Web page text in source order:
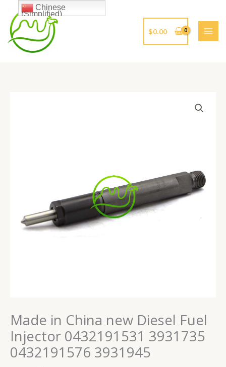
$0.00
Made in China new Diesel Fuel
Injector 0432191531 3931735
0432191576 3931945
Chinese
(Simplified)